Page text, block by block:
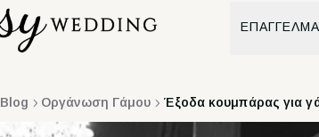
Blog Οργάνωση Γάμου